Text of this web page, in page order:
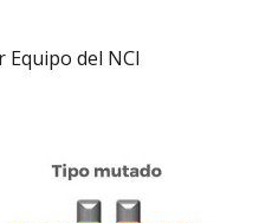
Equipo del NCI